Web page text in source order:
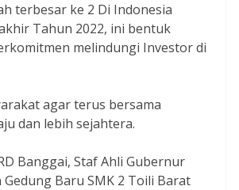
terbesar ke 2 Di Indonesia
Tahun 2022, ini bentuk
melindungi Investor di
agar terus bersama
dan lebih sejahtera.
Banggai, Staf Ahli Gubernur
Baru SMK 2 Toili Barat